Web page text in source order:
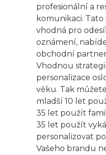
profesionální a
komunikaci.
vhodná pro
oznámení,
obchodní
Vhodnou
personalizace
věku. Tak
mladší 10 let
35 let použít
35 let použít
personalizovat
Vašeho brandu